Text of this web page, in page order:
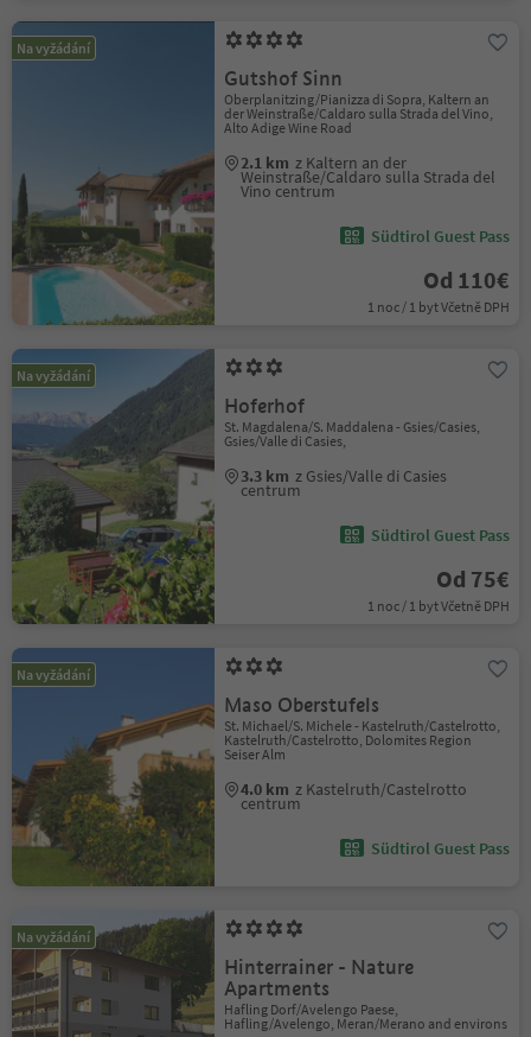
Na vyžádání
Gutshof Sinn
Oberplanitzing/Pianizza di Sopra, Kaltern an
der Weinstraße/Caldaro sulla Strada del Vino,
Alto Adige Wine Road
2.1 km z Kaltern an der
Weinstraße/Caldaro sulla Strada del
Vino centrum
Südtirol Guest Pass
Od 110€
1 noc / 1 byt Včetně DPH
Na vyžádání
Hoferhof
St. Magdalena/S. Maddalena - Gsies/Casies,
Gsies/Valle di Casies,
3.3 km z Gsies/Valle di Casies
centrum
Südtirol Guest Pass
Od 75€
1 noc / 1 byt Včetně DPH
Na vyžádání
Maso Oberstufels
St. Michael/S. Michele - Kastelruth/Castelrotto,
Kastelruth/Castelrotto, Dolomites Region
Seiser Alm
4.0 km z Kastelruth/Castelrotto
centrum
Südtirol Guest Pass
Na vyžádání
Hinterrainer - Nature
Apartments
Hafling Dorf/Avelengo Paese,
Hafling/Avelengo, Meran/Merano and environs